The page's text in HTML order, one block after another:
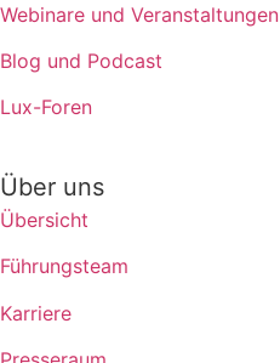
Webinare und Veranstaltungen
Blog und Podcast
Lux-Foren
Über uns
Übersicht
Führungsteam
Karriere